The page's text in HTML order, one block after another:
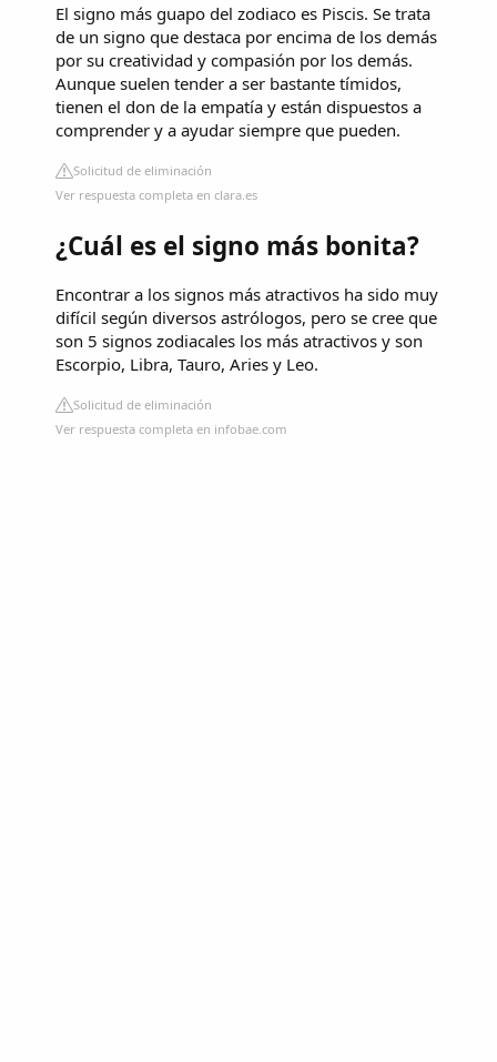
El signo más guapo del zodiaco es Piscis. Se trata
de un signo que destaca por encima de los demás
por su creatividad y compasión por los demás.
Aunque suelen tender a ser bastante tímidos,
tienen el don de la empatía y están dispuestos a
comprender y a ayudar siempre que pueden.
Solicitud de eliminación
Ver respuesta completa en clara.es
¿Cuál es el signo más bonita?
Encontrar a los signos más atractivos ha sido muy
difícil según diversos astrólogos, pero se cree que
son 5 signos zodiacales los más atractivos y son
Escorpio, Libra, Tauro, Aries y Leo.
Solicitud de eliminación
Ver respuesta completa en infobae.com